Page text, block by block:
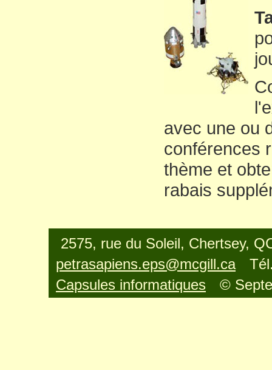
avec une ou
conférences
thème et
rabais
2575, rue du Soleil, Chertsey,
petrasapiens.eps@mcgill.ca
Capsules informatiques
©